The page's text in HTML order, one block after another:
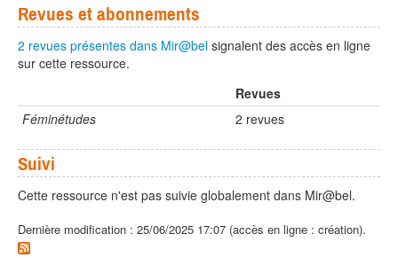
Revues et abonnements
2 revues présentes dans Mir@bel signalent des accès en ligne
sur cette ressource.
Revues
Féminétudes
2 revues
Suivi
Cette ressource n'est pas suivie globalement dans Mir@bel.
Dernière modification : 25/06/2025 17:07 (accès en ligne : création).